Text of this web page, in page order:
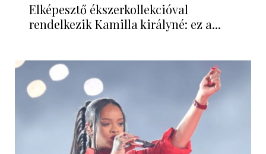
Elképesztő ékszerkollekcióval
rendelkezik Kamilla királyné: ez a...